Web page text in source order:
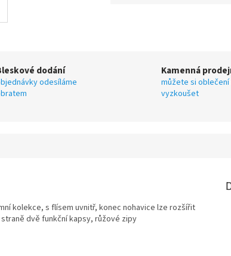
dodání
odesíláme
Kamenná
můžete si oblečení
vyzkoušet
kolekce, s flísem uvnitř, konec nohavice lze rozšířit
dvě funkční kapsy, růžové zipy